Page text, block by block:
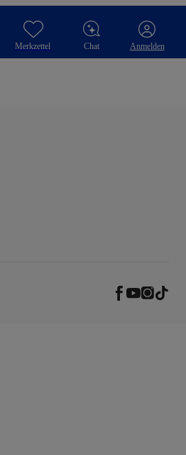
Merkzettel Chat Anmelden